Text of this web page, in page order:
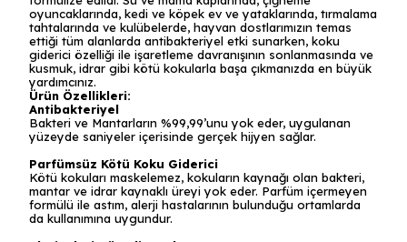
oyuncaklarında, kedi ve köpek ev ve yataklarında, tırmalama
tahtalarında ve kulübelerde, hayvan dostlarımızın temas
ettiği tüm alanlarda antibakteriyel etki sunarken, koku
giderici özelliği ile işaretleme davranışının sonlanmasında ve
kusmuk, idrar gibi kötü kokularla başa çıkmanızda en büyük
yardımcınız.
Ürün Özellikleri:
Antibakteriyel
Bakteri ve Mantarların %99,99’unu yok eder, uygulanan
yüzeyde saniyeler içerisinde gerçek hijyen sağlar.
Parfümsüz Kötü Koku Giderici
Kötü kokuları maskelemez, kokuların kaynağı olan bakteri,
mantar ve idrar kaynaklı üreyi yok eder. Parfüm içermeyen
formülü ile astım, alerji hastalarının bulunduğu ortamlarda
da kullanımına uygundur.